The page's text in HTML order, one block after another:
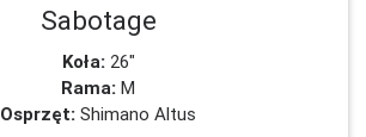
Sabotage
Koła: 26"
Rama: M
Osprzęt: Shimano Altus